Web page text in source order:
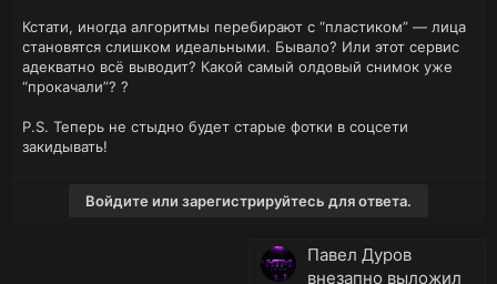
Кстати, иногда алгоритмы перебирают с “пластиком” — лица
становятся слишком идеальными. Бывало? Или этот сервис
адекватно всё выводит? Какой самый олдовый снимок уже
“прокачали”? ?
P.S. Теперь не стыдно будет старые фотки в соцсети
закидывать!
Войдите или зарегистрируйтесь для ответа.
Павел Дуров
внезапно выложил